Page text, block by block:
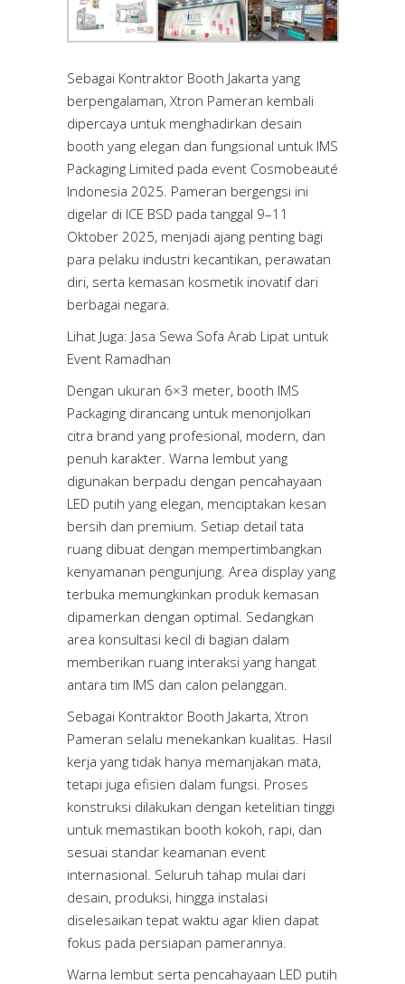
Sebagai Kontraktor Booth Jakarta yang
berpengalaman, Xtron Pameran kembali
dipercaya untuk menghadirkan desain
booth yang elegan dan fungsional untuk IMS
Packaging Limited pada event Cosmobeauté
Indonesia 2025. Pameran bergengsi ini
digelar di ICE BSD pada tanggal 9–11
Oktober 2025, menjadi ajang penting bagi
para pelaku industri kecantikan, perawatan
diri, serta kemasan kosmetik inovatif dari
berbagai negara.
Lihat Juga: Jasa Sewa Sofa Arab Lipat untuk
Event Ramadhan
Dengan ukuran 6×3 meter, booth IMS
Packaging dirancang untuk menonjolkan
citra brand yang profesional, modern, dan
penuh karakter. Warna lembut yang
digunakan berpadu dengan pencahayaan
LED putih yang elegan, menciptakan kesan
bersih dan premium. Setiap detail tata
ruang dibuat dengan mempertimbangkan
kenyamanan pengunjung. Area display yang
terbuka memungkinkan produk kemasan
dipamerkan dengan optimal. Sedangkan
area konsultasi kecil di bagian dalam
memberikan ruang interaksi yang hangat
antara tim IMS dan calon pelanggan.
Sebagai Kontraktor Booth Jakarta, Xtron
Pameran selalu menekankan kualitas. Hasil
kerja yang tidak hanya memanjakan mata,
tetapi juga efisien dalam fungsi. Proses
konstruksi dilakukan dengan ketelitian tinggi
untuk memastikan booth kokoh, rapi, dan
sesuai standar keamanan event
internasional. Seluruh tahap mulai dari
desain, produksi, hingga instalasi
diselesaikan tepat waktu agar klien dapat
fokus pada persiapan pamerannya.
Warna lembut serta pencahayaan LED putih